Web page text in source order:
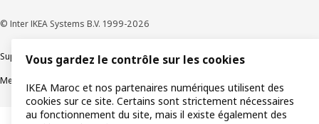
© Inter IKEA Systems B.V. 1999-2026
Support produitPolitique de confidentialitéPolitique de cookies
Mentions légales
Vous gardez le contrôle sur les cookies
IKEA Maroc et nos partenaires numériques utilisent des
cookies sur ce site. Certains sont strictement nécessaires
au fonctionnement du site, mais il existe également des